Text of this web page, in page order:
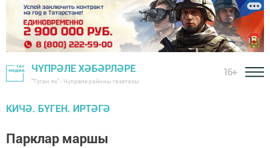
ЧҮПРӘЛЕ ХӘБӘРЛӘРЕ
"Туган як" - Чүпрәле районы газетасы
16+
КИЧӘ. БҮГЕН. ИРТӘГӘ
Парклар маршы